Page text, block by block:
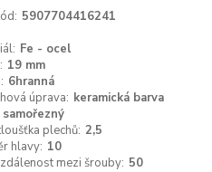
5907704416241
Fe - ocel
19 mm
6hranná
úprava: keramická barva
samořezný
plechů: 2,5
hlavy: 10
mezi šrouby: 50